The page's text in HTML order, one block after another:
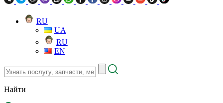
RU
UA
RU
EN
Узнать
послугу,
запчасти,
местоположение
Найти